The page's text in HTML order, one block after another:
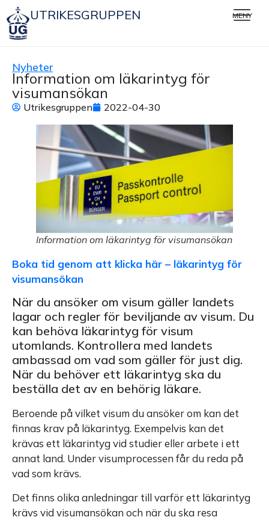
UTRIKESGRUPPEN MENY
Nyheter
Information om läkarintyg för
visumansökan
Utrikesgruppen 2022-04-30
Information om läkarintyg för visumansökan
Boka tid genom att klicka här – läkarintyg för
visumansökan
När du ansöker om visum gäller landets
lagar och regler för beviljande av visum. Du
kan behöva läkarintyg för visum
utomlands. Kontrollera med landets
ambassad om vad som gäller för just dig.
När du behöver ett läkarintyg ska du
beställa det av en behörig läkare.
Beroende på vilket visum du ansöker om kan det
finnas krav på läkarintyg. Exempelvis kan det
krävas ett läkarintyg vid studier eller arbete i ett
annat land. Under visumprocessen får du reda på
vad som krävs.
Det finns olika anledningar till varför ett läkarintyg
krävs vid visumansökan och när du ska resa